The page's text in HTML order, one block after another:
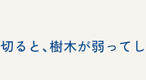
ると、樹木が弱って